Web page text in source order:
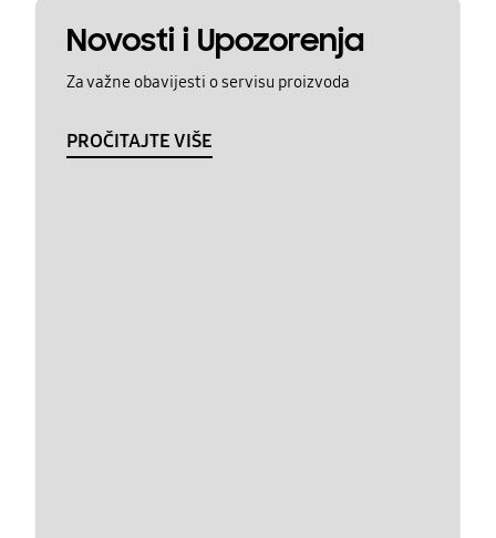
Novosti i Upozorenja
Za važne obavijesti o servisu proizvoda
PROČITAJTE VIŠE